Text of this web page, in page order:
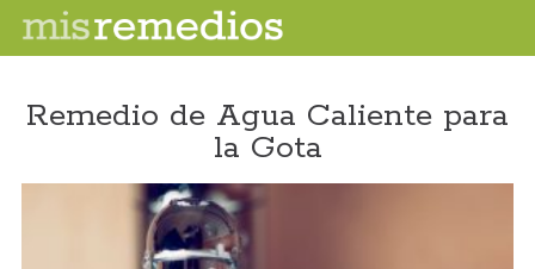
Remedio de Agua Caliente para
la Gota